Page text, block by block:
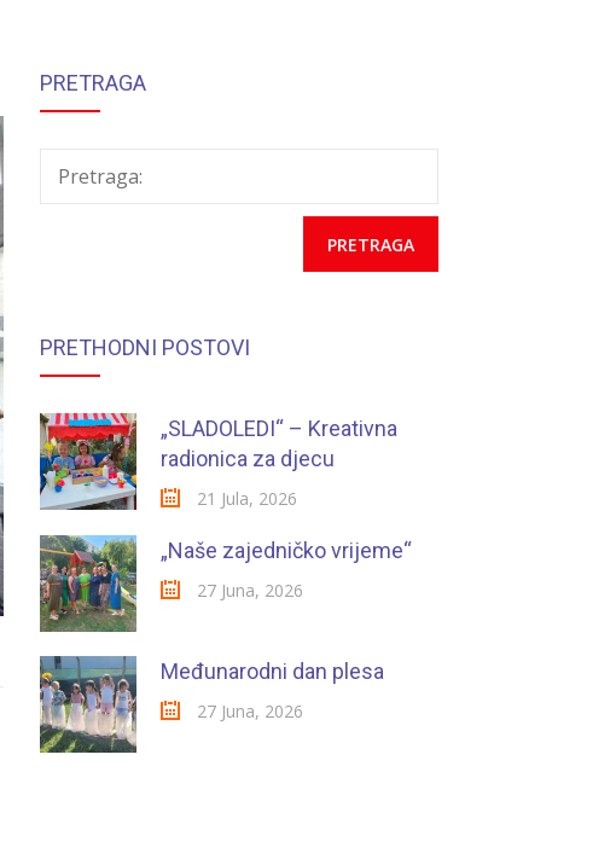
PRETRAGA
Pretraga:
PRETHODNI POSTOVI
„SLADOLEDI“ – Kreativna
radionica za djecu
21 Jula, 2026
„Naše zajedničko vrijeme“
27 Juna, 2026
Međunarodni dan plesa
27 Juna, 2026